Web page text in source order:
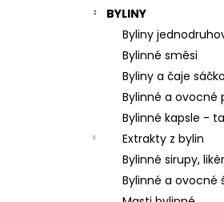
BYLINY
Byliny
Bylinné směsi
Byliny a čaje
Bylinné a ovocné
Bylinné kapsle -
Extrakty z bylin
Bylinné sirupy,
Bylinné a ovocné